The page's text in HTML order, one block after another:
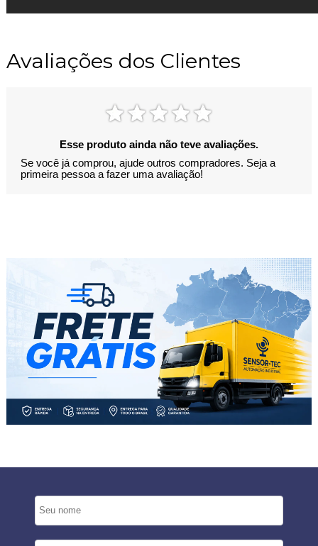
Avaliações dos Clientes
Esse produto ainda não teve avaliações.
Se você já comprou, ajude outros compradores. Seja a
primeira pessoa a fazer uma avaliação!